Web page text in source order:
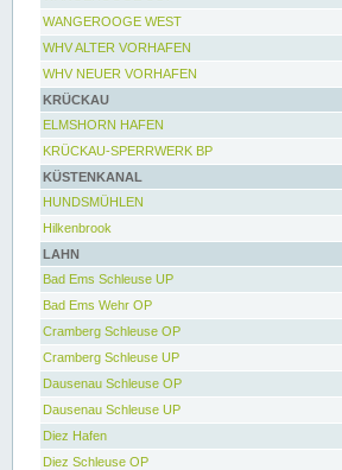
WANGEROOGE WEST
WHV ALTER VORHAFEN
WHV NEUER VORHAFEN
KRÜCKAU
ELMSHORN HAFEN
KRÜCKAU-SPERRWERK BP
KÜSTENKANAL
HUNDSMÜHLEN
Hilkenbrook
LAHN
Bad Ems Schleuse UP
Bad Ems Wehr OP
Cramberg Schleuse OP
Cramberg Schleuse UP
Dausenau Schleuse OP
Dausenau Schleuse UP
Diez Hafen
Diez Schleuse OP